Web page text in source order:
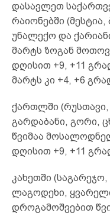
დასავლეთ
რაიონებში
უნალექო და
მარტს ზოგან
დღისით +9, +11
მარტს კი +4, +6
ქართლში
გარდაბანი, გორი,
წვიმაა
დღისით +9, +11
კახეთში
ლაგოდეხი,
დროგამოშვებით